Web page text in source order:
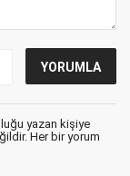
yazan kişiye
Her bir yorum